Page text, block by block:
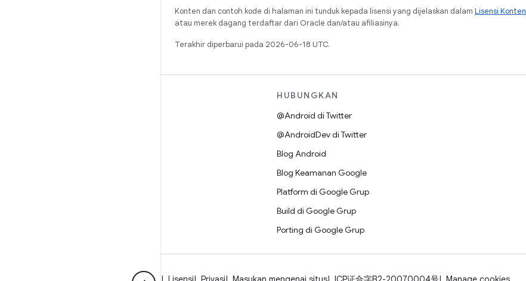
Konten dan contoh kode di halaman ini tunduk kepada lisensi yang dijelaskan dalam Lisensi Konten
atau merek dagang terdaftar dari Oracle dan/atau afiliasinya.
Terakhir diperbarui pada 2026-06-18 UTC.
HUBUNGKAN
@Android di Twitter
@AndroidDev di Twitter
Blog Android
Blog Keamanan Google
Platform di Google Grup
Build di Google Grup
Porting di Google Grup